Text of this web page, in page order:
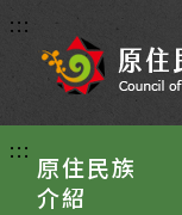
:::
:::
原住民族
介紹